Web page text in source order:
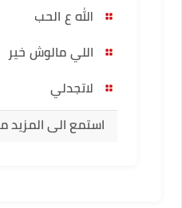
الله ع الحب
اللي مالوش خير
لاتجدلي
استمع الى المزيد